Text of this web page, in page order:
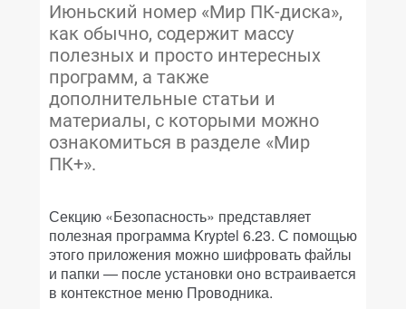
Июньский номер «Мир ПК-диска»,
как обычно, содержит массу
полезных и просто интересных
программ, а также
дополнительные статьи и
материалы, с которыми можно
ознакомиться в разделе «Мир
ПК+».
Секцию «Безопасность» представляет
полезная программа Kryptel 6.23. С помощью
этого приложения можно шифровать файлы
и папки — после установки оно встраивается
в контекстное меню Проводника.